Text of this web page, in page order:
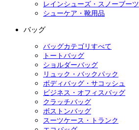
レインシューズ・スノーブーツ
シューケア・靴用品
バッグ
バッグカテゴリすべて
トートバッグ
ショルダーバッグ
リュック・バックパック
ボディバッグ・サコッシュ
ビジネス・オフィスバッグ
クラッチバッグ
ボストンバッグ
スーツケース・トランク